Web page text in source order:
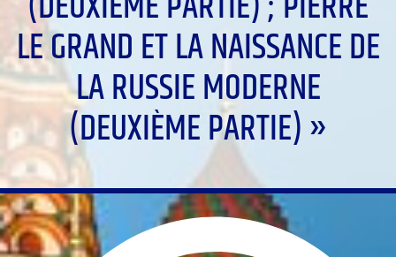
LE GRAND ET LA NAISSANCE DE
LA RUSSIE MODERNE
(DEUXIÈME PARTIE) »